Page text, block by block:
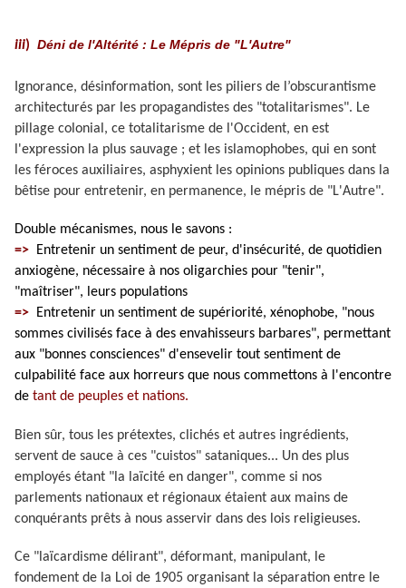
iii) Déni de l'Altérité : Le Mépris de "L'Autre"
Ignorance, désinformation, sont les piliers de l’obscurantisme
architecturés par les propagandistes des "totalitarismes". Le
pillage colonial, ce totalitarisme de l'Occident, en est
l'expression la plus sauvage ; et les islamophobes, qui en sont
les féroces auxiliaires, asphyxient les opinions publiques dans la
bêtise pour entretenir, en permanence, le mépris de "L'Autre".
Double mécanismes, nous le savons :
=> Entretenir un sentiment de peur, d'insécurité, de quotidien
anxiogène, nécessaire à nos oligarchies pour "tenir",
"maîtriser", leurs populations
=> Entretenir un sentiment de supériorité, xénophobe, "nous
sommes civilisés face à des envahisseurs barbares", permettant
aux "bonnes consciences" d'ensevelir tout sentiment de
culpabilité face aux horreurs que nous commettons à l'encontre
de tant de peuples et nations.
Bien sûr, tous les prétextes, clichés et autres ingrédients,
servent de sauce à ces "cuistos" sataniques... Un des plus
employés étant "la laïcité en danger", comme si nos
parlements nationaux et régionaux étaient aux mains de
conquérants prêts à nous asservir dans des lois religieuses.
Ce "laïcardisme délirant", déformant, manipulant, le
fondement de la Loi de 1905 organisant la séparation entre le